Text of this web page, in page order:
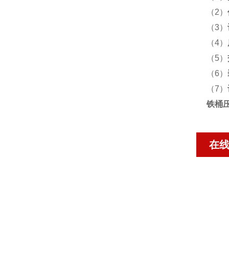
（2）
（3）
（4）
（5）
（6）
（7）
铁桶
在